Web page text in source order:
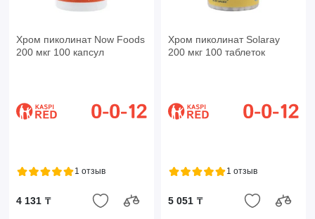
Хром пиколинат Now Foods
200 мкг 100 капсул
1 отзыв
4 131 ₸
Хром пиколинат Solaray
200 мкг 100 таблеток
1 отзыв
5 051 ₸